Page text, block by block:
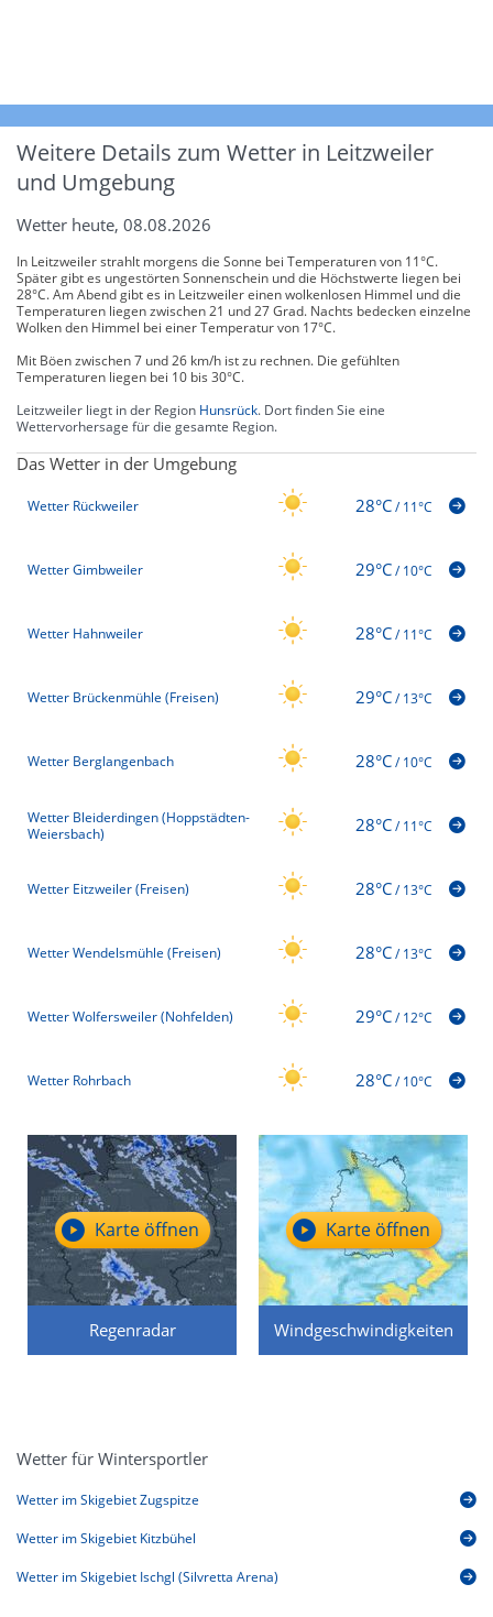
Weitere Details zum Wetter in Leitzweiler
und Umgebung
Wetter heute, 08.08.2026
In Leitzweiler strahlt morgens die Sonne bei Temperaturen von 11°C.
Später gibt es ungestörten Sonnenschein und die Höchstwerte liegen bei
28°C. Am Abend gibt es in Leitzweiler einen wolkenlosen Himmel und die
Temperaturen liegen zwischen 21 und 27 Grad. Nachts bedecken einzelne
Wolken den Himmel bei einer Temperatur von 17°C.
Mit Böen zwischen 7 und 26 km/h ist zu rechnen. Die gefühlten
Temperaturen liegen bei 10 bis 30°C.
Leitzweiler liegt in der Region Hunsrück. Dort finden Sie eine
Wettervorhersage für die gesamte Region.
Das Wetter in der Umgebung
Wetter Rückweiler 28°C/11°C
Wetter Gimbweiler 29°C/10°C
Wetter Hahnweiler 28°C/11°C
Wetter Brückenmühle (Freisen) 29°C/13°C
Wetter Berglangenbach 28°C/10°C
Wetter Bleiderdingen (Hoppstädten-
Weiersbach)
28°C/11°C
Wetter Eitzweiler (Freisen) 28°C/13°C
Wetter Wendelsmühle (Freisen) 28°C/13°C
Wetter Wolfersweiler (Nohfelden) 29°C/12°C
Wetter Rohrbach 28°C/10°C
Regenradar
Karte öffnen
Windgeschwindigkeiten
Karte öffnen
Wetter für Wintersportler
Wetter im Skigebiet Zugspitze
Wetter im Skigebiet Kitzbühel
Wetter im Skigebiet Ischgl (Silvretta Arena)